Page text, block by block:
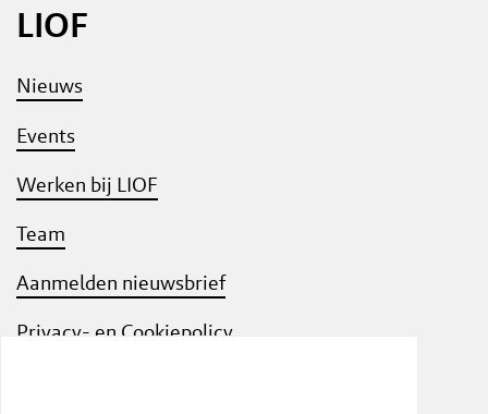
LIOF
Nieuws
Events
Werken bij LIOF
Team
Aanmelden nieuwsbrief
Privacy- en Cookiepolicy